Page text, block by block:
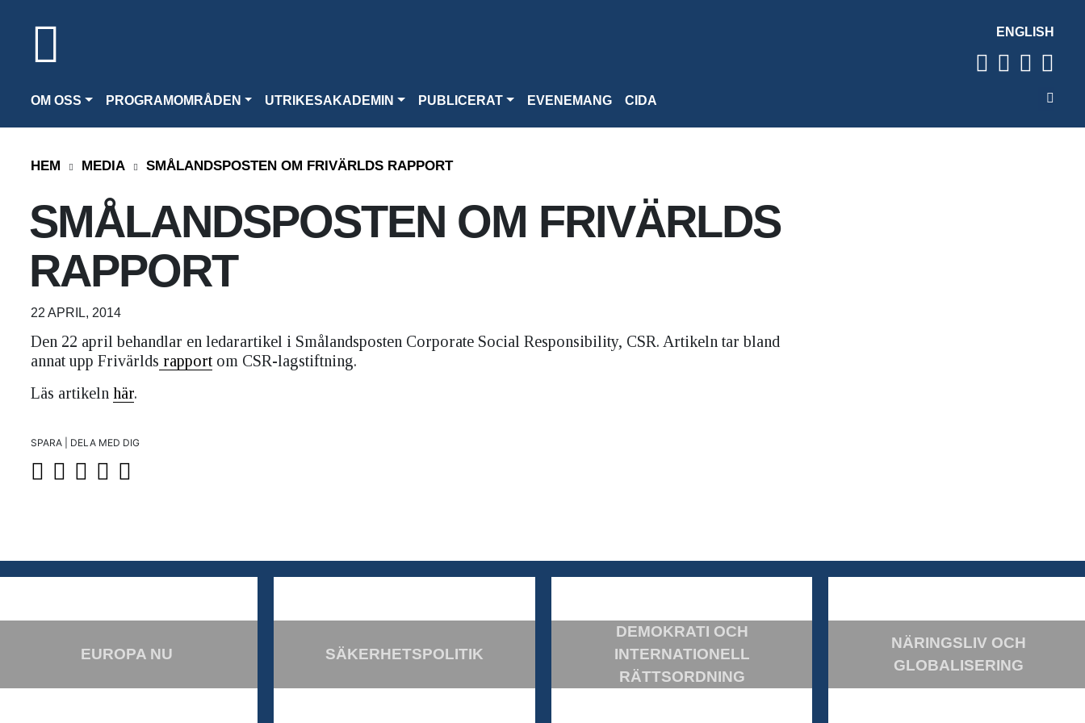
ENGLISH
OM OSS PROGRAMOMRÅDEN UTRIKESAKADEMIN PUBLICERAT EVENEMANG CIDA
HEM MEDIA SMÅLANDSPOSTEN OM FRIVÄRLDS RAPPORT
SMÅLANDSPOSTEN OM FRIVÄRLDS
RAPPORT
22 APRIL, 2014
Den 22 april behandlar en ledarartikel i Smålandsposten Corporate Social Responsibility, CSR. Artikeln tar bland
annat upp Frivärlds rapport om CSR-lagstiftning.
Läs artikeln här.
SPARA | DELA MED DIG
EUROPA NU SÄKERHETSPOLITIK
DEMOKRATI OCH
INTERNATIONELL
RÄTTSORDNING
NÄRINGSLIV OCH
GLOBALISERING